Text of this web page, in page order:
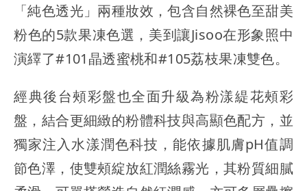
「純色透光」兩種妝效，包含自然裸色至甜美
粉色的5款果凍色選，美到讓Jisoo在形象照中
演繹了#101晶透蜜桃和#105荔枝果凍雙色。
經典後台頰彩盤也全面升級為粉漾緹花頰彩
盤，結合更細緻的粉體科技與高顯色配方，並
獨家注入水漾潤色科技，能依據肌膚pH值調
節色澤，使雙頰綻放紅潤絲霧光，其粉質細膩